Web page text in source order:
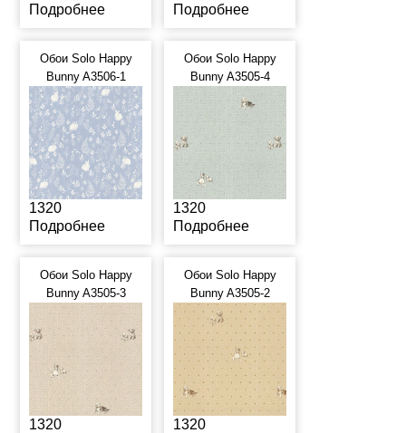
Подробнее
Подробнее
Обои Solo Happy
Bunny A3506-1
1320
Подробнее
Обои Solo Happy
Bunny A3505-4
1320
Подробнее
Обои Solo Happy
Bunny A3505-3
1320
Обои Solo Happy
Bunny A3505-2
1320